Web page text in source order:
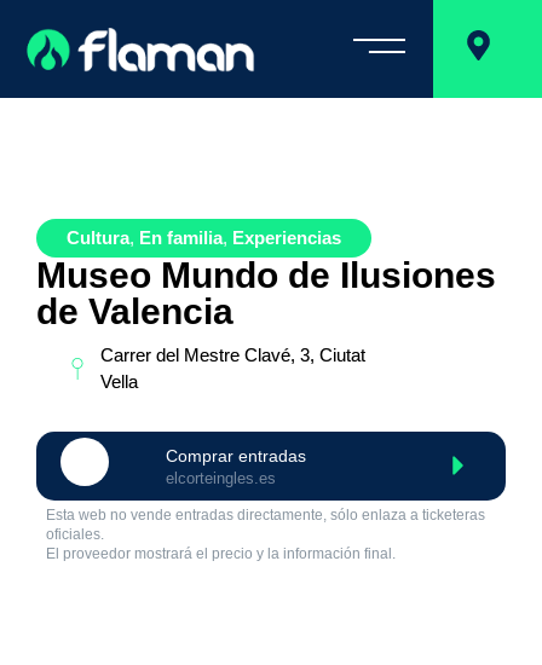
Cultura, En familia, Experiencias
Museo Mundo de Ilusiones
de Valencia
Carrer del Mestre Clavé, 3, Ciutat
Vella
Comprar entradas
elcorteingles.es
Esta web no vende entradas directamente, sólo enlaza a ticketeras
oficiales.
El proveedor mostrará el precio y la información final.